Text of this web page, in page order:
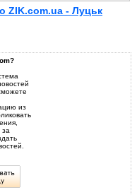
ZIK.com.ua - Луцьк
из
за